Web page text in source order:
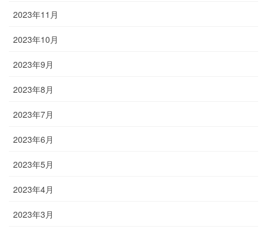
2023年11月
2023年10月
2023年9月
2023年8月
2023年7月
2023年6月
2023年5月
2023年4月
2023年3月